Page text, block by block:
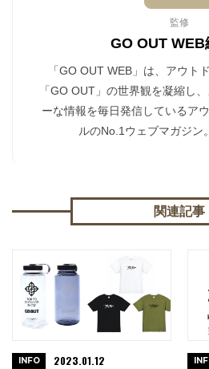
監修
GO OUT WEB
「GO OUT WEB」は、アウト
「GO OUT」の世界観を凝縮し
ーな情報を毎日発信しているア
ルのNo.1ウェブマガジン
関連記事
INFO 2023.01.12